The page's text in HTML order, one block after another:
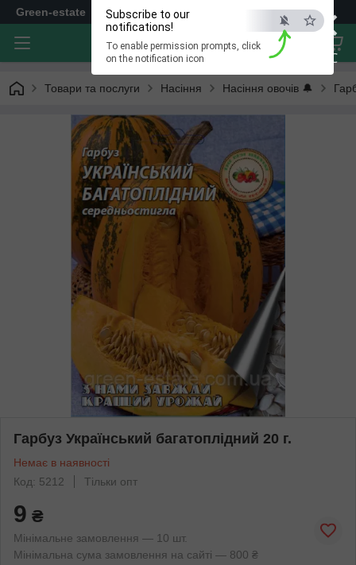
×
ESC
Subscribe to our
notifications!
To enable permission prompts, click
on the notification icon
Green-estate
Товари та послуги Насіння Насіння овочів 🔔
Гарбуз Український багатоплідний 20 г.
Немає в наявності
Код: 5212
Тільки опт
9 ₴
Мінімальне замовлення — 10 шт.
Мінімальна сума замовлення на сайті — 800 ₴